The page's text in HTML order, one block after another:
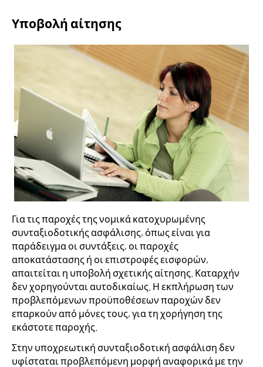
Υποβολή αίτησης
Για τις παροχές της νομικά κατοχυρωμένης
συνταξιοδοτικής ασφάλισης, όπως είναι για
παράδειγμα οι συντάξεις, οι παροχές
αποκατάστασης ή οι επιστροφές εισφορών,
απαιτείται η υποβολή σχετικής αίτησης. Καταρχήν
δεν χορηγούνται αυτοδικαίως. Η εκπλήρωση των
προβλεπόμενων προϋποθέσεων παροχών δεν
επαρκούν από μόνες τους, για τη χορήγηση της
εκάστοτε παροχής.
Στην υποχρεωτική συνταξιοδοτική ασφάλιση δεν
υφίσταται προβλεπόμενη μορφή αναφορικά με την